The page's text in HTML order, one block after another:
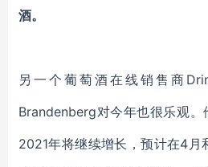
酒。
另一个葡萄酒在线销售商
Brandenberg对今年也很乐观。
2021年将继续增长 ，预计在4月